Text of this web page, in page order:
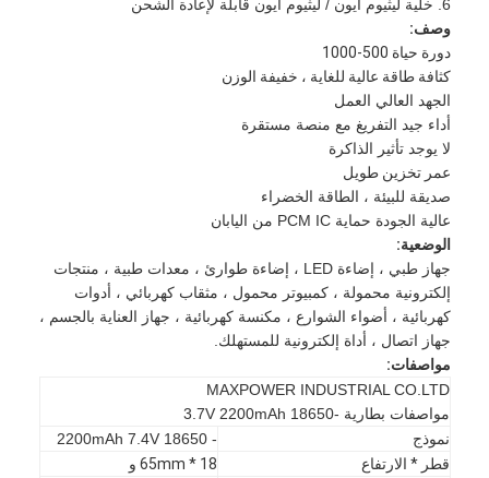
6. خلية ليثيوم أيون / ليثيوم أيون قابلة لإعادة الشحن
وصف:
دورة حياة 500-1000
كثافة طاقة عالية للغاية ، خفيفة الوزن
الجهد العالي العمل
أداء جيد التفريغ مع منصة مستقرة
لا يوجد تأثير الذاكرة
عمر تخزين طويل
صديقة للبيئة ، الطاقة الخضراء
عالية الجودة حماية PCM IC من اليابان
الوضعية:
جهاز طبي ، إضاءة LED ، إضاءة طوارئ ، معدات طبية ، منتجات
إلكترونية محمولة ، كمبيوتر محمول ، مثقاب كهربائي ، أدوات
كهربائية ، أضواء الشوارع ، مكنسة كهربائية ، جهاز العناية بالجسم ،
جهاز اتصال ، أداة إلكترونية للمستهلك.
مواصفات:
MAXPOWER INDUSTRIAL CO.LTD
مواصفات بطارية -18650 3.7V 2200mAh
نموذج
- 18650 2200mAh 7.4V
قطر * الارتفاع
18 * 65mm و